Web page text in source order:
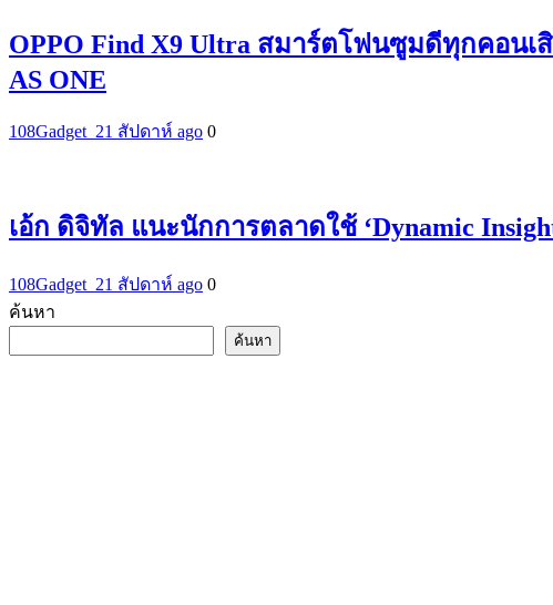
OPPO Find X9 Ultra สมาร์ตโฟนซูมดีทุกคอน
AS ONE
108Gadget_21 สัปดาห์ ago 0
เอ้ก ดิจิทัล แนะนักการตลาดใช้ ‘Dynamic
108Gadget_21 สัปดาห์ ago 0
ค้นหา
ค้นหา